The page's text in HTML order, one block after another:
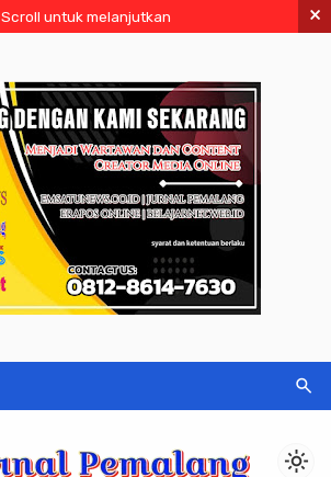
Scroll untuk melanjutkan ×
search
light_mode